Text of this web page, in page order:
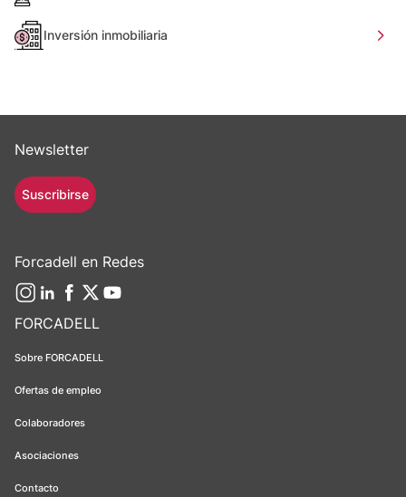
Inversión inmobiliaria
FORCADELL
Sobre FORCADELL
Ofertas de empleo
Colaboradores
Asociaciones
Contacto
Newsletter
Suscribirse
Forcadell en Redes